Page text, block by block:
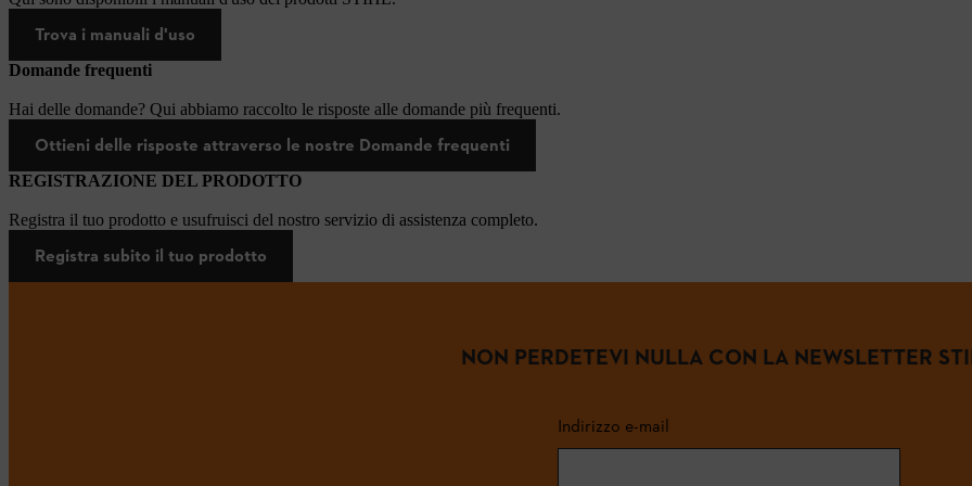
Trova i manuali d'uso
Domande frequenti
Hai delle domande? Qui abbiamo raccolto le risposte alle domande più frequenti.
Ottieni delle risposte attraverso le nostre Domande frequenti
REGISTRAZIONE DEL PRODOTTO
Registra il tuo prodotto e usufruisci del nostro servizio di assistenza completo.
Registra subito il tuo prodotto
NON PERDETEVI NULLA CON LA NEWSLETTER
Indirizzo e-mail